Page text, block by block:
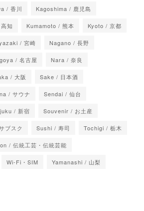
/ 香川 Kagoshima / 鹿児島
知 Kumamoto / 熊本 Kyoto / 京都
/ 宮崎 Nagano / 長野
/ 名古屋 Nara / 奈良
/ 大阪 Sake / 日本酒
/ サウナ Sendai / 仙台
/ 新宿 Souvenir / お土産
ブスク Sushi / 寿司 Tochigi / 栃木
/ 伝統工芸・伝統芸能
Wi-Fi・SIM Yamanashi / 山梨